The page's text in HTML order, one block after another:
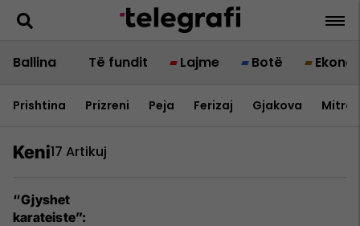
Ballina Të fundit Lajme Botë
Prishtina Prizreni Peja Ferizaj Gjakova
Keni17 Artikuj
“Gjyshet
karateiste”: